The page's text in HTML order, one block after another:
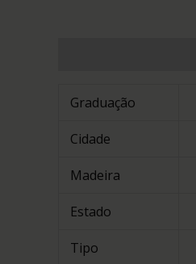
Graduação
Cidade
Madeira
Estado
Tipo